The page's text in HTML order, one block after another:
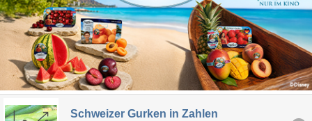
Schweizer Gurken in Zahlen